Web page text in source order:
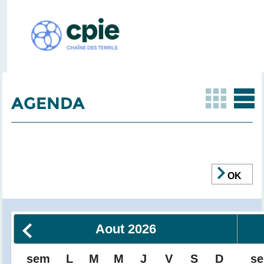
AGENDA
OK
Aout 2026
sem L M M J V S
D